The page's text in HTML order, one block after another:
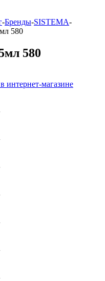
-Бренды-SISTEMA-
580
580